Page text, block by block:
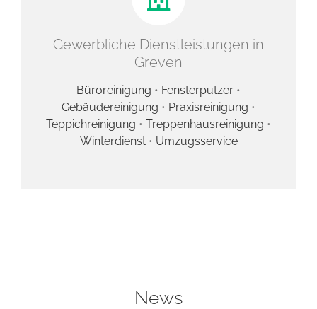
Gewerbliche Dienstleistungen in
Greven
Büroreinigung • Fensterputzer •
Gebäudereinigung • Praxisreinigung •
Teppichreinigung • Treppenhausreinigung •
Winterdienst • Umzugsservice
News